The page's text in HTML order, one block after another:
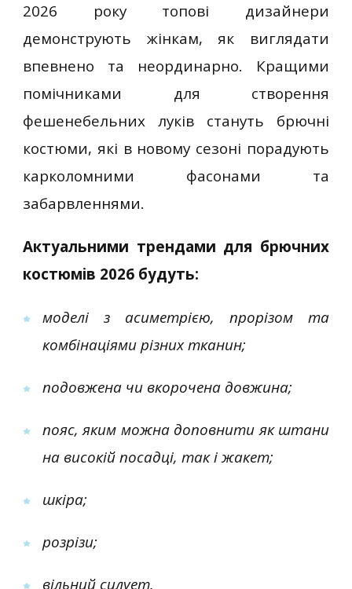
2026 року топові дизайнери
демонструють жінкам, як виглядати
впевнено та неординарно. Кращими
помічниками для створення
фешенебельних луків стануть брючні
костюми, які в новому сезоні порадують
карколомними фасонами та
забарвленнями.
Актуальними трендами для брючних
костюмів 2026 будуть:
моделі з асиметрією, прорізом та
комбінаціями різних тканин;
подовжена чи вкорочена довжина;
пояс, яким можна доповнити як штани
на високій посадці, так і жакет;
шкіра;
розрізи;
вільний силует.